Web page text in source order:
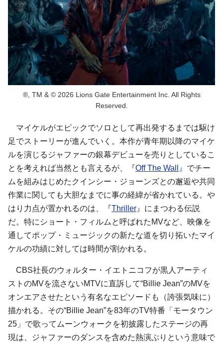
®, TM & © 2026 Lions Gate Entertainment Inc. All Rights
Reserved.
マイケルがエピックでソロとして再出発するまでは駆け
足でストーリーが進んでいく。本作が青年期以降のマイケ
ルを演じるジャファーの銀幕デビューを売りとしているこ
とを考えれば当然とも言えるが、『Off The Wall
』でチー
ムを組みはじめたクインシー・ジョーンズとの邂逅や共同
作業に関しても大胆なまでに事の経緯が省かれている。や
はり力点が置かれるのは、『Thriller 』にまつわる伝説
だ。特にショート・フィルムと呼ばれたMVなど、映像を
通してポップ・ミュージックの新たな道を切り拓いたマイ
ケルの功績に対しては時間が割かれる。
CBS社長のウォルター・イエトニコフが黒人アーティ
ストのMVを流さないMTVに直訴して“Billie Jean”のMVを
オンエアさせたという有名なエピソードも（誇張気味に）
描かれる。その“Billie Jean”を83年のTV特番「モータウン
25」で歌ってムーンウォークを初披露したステージの再
現は、ジャファーのダンスを含めた熱演ぶりという意味で